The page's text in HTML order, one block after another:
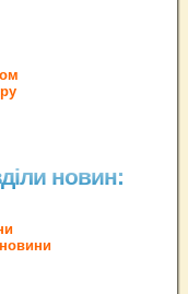
новин:
новини